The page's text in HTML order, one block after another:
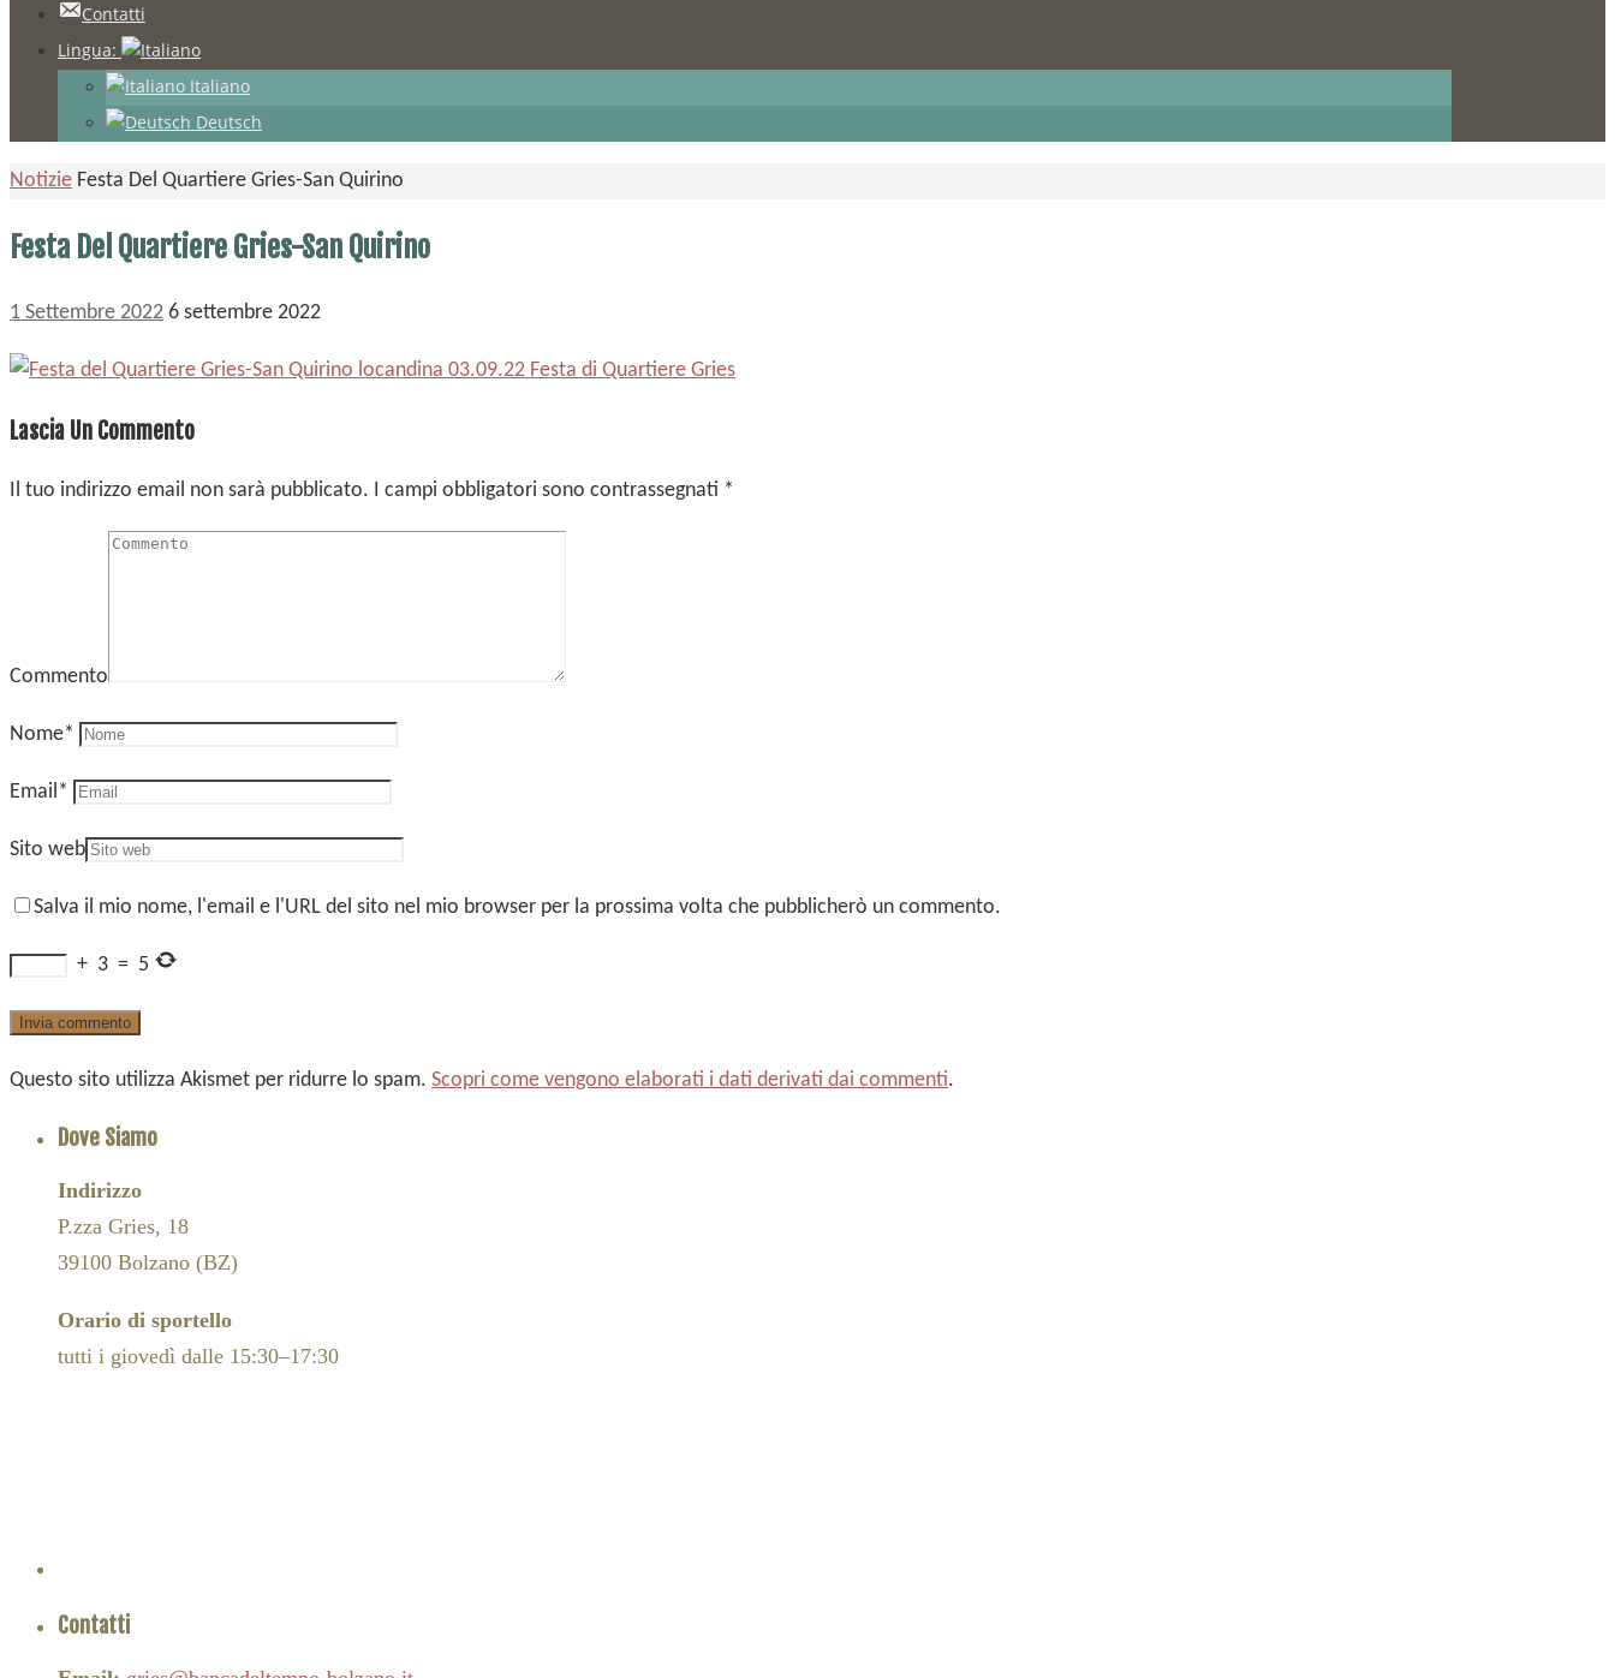
Contatti
Lingua:
Italiano
Deutsch
Home
Notizie Festa Del Quartiere Gries-San Quirino
Festa Del Quartiere Gries-San Quirino
1 Settembre 2022 6 settembre 2022
Lascia Un Commento
Il tuo indirizzo email non sarà pubblicato. I campi obbligatori sono contrassegnati *
Commento
Nome*
Email*
Sito web
Salva il mio nome, l'email e l'URL del sito nel mio browser per la prossima volta che pubblicherò un commento.
+ 3 = 5
Questo sito utilizza Akismet per ridurre lo spam. Scopri come vengono elaborati i dati derivati dai commenti.
Dove Siamo
Indirizzo
P.zza Gries, 18
39100 Bolzano (BZ)
Orario di sportello
tutti i giovedì dalle 15:30–17:30
Contatti